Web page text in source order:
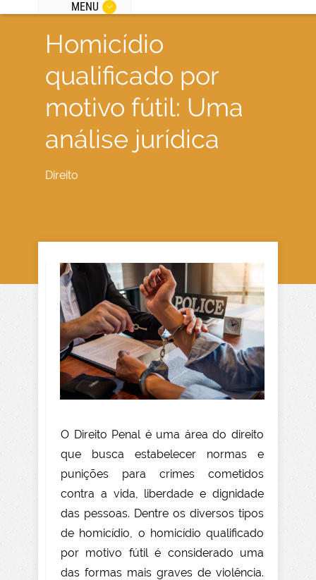
MENU
Homicídio
qualificado por
motivo fútil: Uma
análise jurídica
Direito
O Direito Penal é uma área do direito
que busca estabelecer normas e
punições para crimes cometidos
contra a vida, liberdade e dignidade
das pessoas. Dentre os diversos tipos
de homicídio, o homicídio qualificado
por motivo fútil é considerado uma
das formas mais graves de violência.